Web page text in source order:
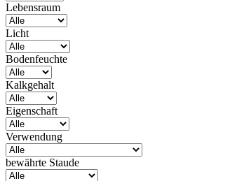
Lebensraum
Licht
Bodenfeuchte
Kalkgehalt
Eigenschaft
Verwendung
bewährte Staude